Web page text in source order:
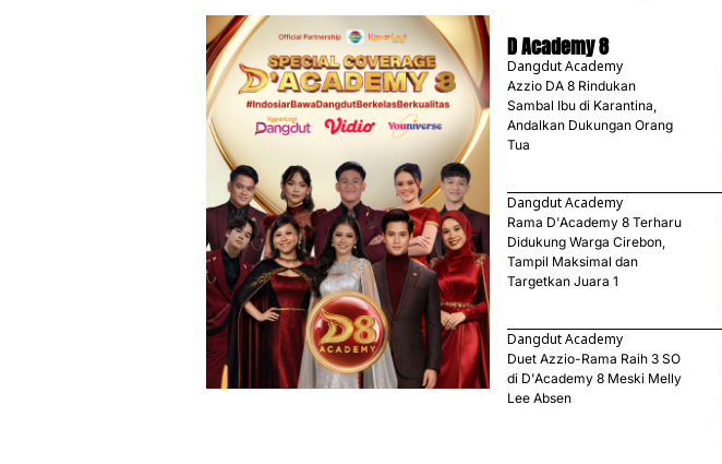
D Academy 8
Dangdut Academy
Azzio DA 8 Rindukan
Sambal Ibu di Karantina,
Andalkan Dukungan Orang
Tua
Dangdut Academy
Rama D'Academy 8 Terharu
Didukung Warga Cirebon,
Tampil Maksimal dan
Targetkan Juara 1
Dangdut Academy
Duet Azzio-Rama Raih 3 SO
di D'Academy 8 Meski Melly
Lee Absen